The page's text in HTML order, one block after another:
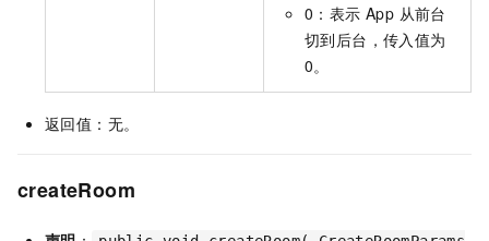
0：表示 App 从前台
切到后台，传入值为
0。
返回值：无。
createRoom